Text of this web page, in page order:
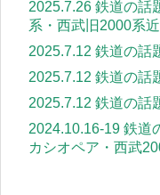
2025.7.26 鉄道の話
系・西武旧2000系
2025.7.12 鉄道の話
2025.7.12 鉄道の話
2025.7.12 鉄道の話
2024.10.16-19 鉄道
カシオペア・西武